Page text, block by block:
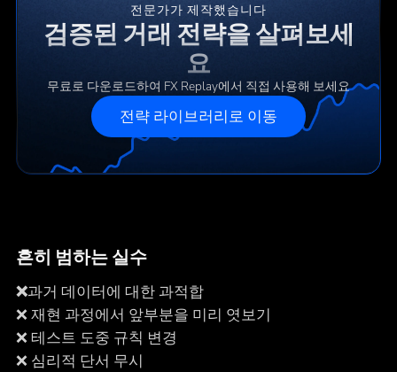
전문가가 제작했습니다
검증된 거래 전략을 살펴보세
요
무료로 다운로드하여 FX Replay에서 직접 사용해 보세요
전략 라이브러리로 이동
흔히 범하는 실수
‍❌과거 데이터에 대한 과적합
❌ 재현 과정에서 앞부분을 미리 엿보기
❌ 테스트 도중 규칙 변경
❌ 심리적 단서 무시